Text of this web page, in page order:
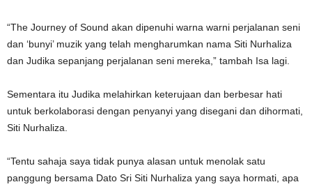
“The Journey of Sound akan dipenuhi warna warni perjalanan seni
dan ‘bunyi’ muzik yang telah mengharumkan nama Siti Nurhaliza
dan Judika sepanjang perjalanan seni mereka,” tambah Isa lagi.
Sementara itu Judika melahirkan keterujaan dan berbesar hati
untuk berkolaborasi dengan penyanyi yang disegani dan dihormati,
Siti Nurhaliza.
“Tentu sahaja saya tidak punya alasan untuk menolak satu
panggung bersama Dato Sri Siti Nurhaliza yang saya hormati, apa